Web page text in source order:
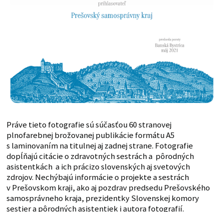
Práve tieto fotografie sú súčasťou 60 stranovej
plnofarebnej brožovanej publikácie formátu A5
s laminovaním na titulnej aj zadnej strane. Fotografie
dopĺňajú citácie o zdravotných sestrách a pôrodných
asistentkách a ich prácizo slovenských aj svetových
zdrojov. Nechýbajú informácie o projekte a sestrách
v Prešovskom kraji, ako aj pozdrav predsedu Prešovského
samosprávneho kraja, prezidentky Slovenskej komory
sestier a pôrodných asistentiek i autora fotografií.